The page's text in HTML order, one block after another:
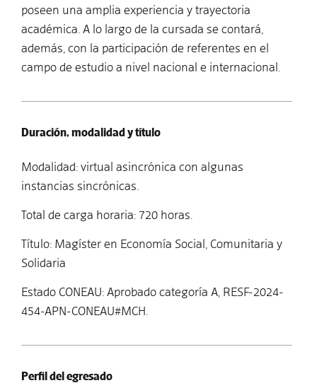
poseen una amplia experiencia y trayectoria
académica. A lo largo de la cursada se contará,
además, con la participación de referentes en el
campo de estudio a nivel nacional e internacional.
Duración, modalidad y título
Modalidad: virtual asincrónica con algunas
instancias sincrónicas.
Total de carga horaria: 720 horas.
Título: Magíster en Economía Social, Comunitaria y
Solidaria
Estado CONEAU: Aprobado categoría A, RESF-2024-
454-APN-CONEAU#MCH.
Perfil del egresado